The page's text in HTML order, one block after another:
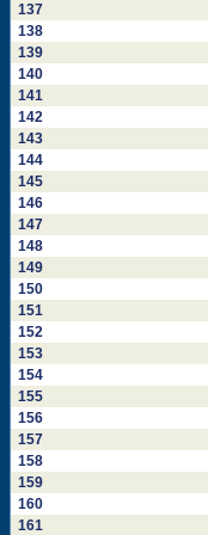
137
138
139
140
141
142
143
144
145
146
147
148
149
150
151
152
153
154
155
156
157
158
159
160
161